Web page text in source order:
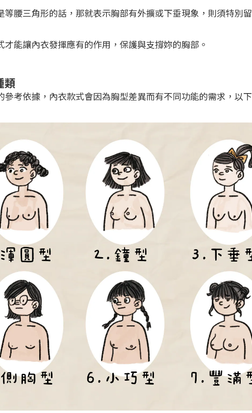
等腰三角形的話，那就表示胸部有外擴或下垂現象，則須特別
能讓內衣發揮應有的作用，保護與支撐妳的胸部。
類
參考依據，內衣款式會因為胸型差異而有不同功能的需求，以